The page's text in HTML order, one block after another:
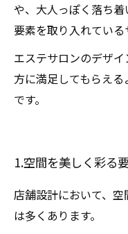
や、大人っぽく落ち
要素を取り入れている
エステサロンのデザ
方に満足してもらえ
です。
1.空間を美しく彩る
店舗設計において、
は多くあります。